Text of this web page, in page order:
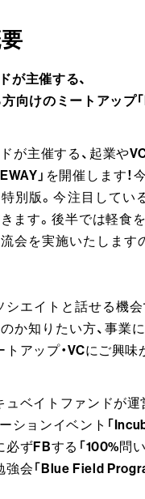
が主催する、
向けのミートアップ
が主催する、起業や
」を開催します
別版。今注目してい
ます。後半では軽食
会を実施いたします
エイトと話せる機
か知りたい方、事業
アップ・VCにご興
ュベイトファンドが運
ションイベント「
必ずFBする「100%問
会「Blue Field